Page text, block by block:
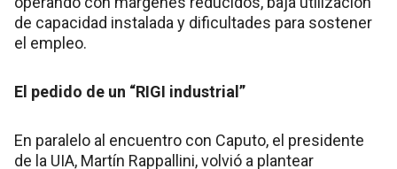
de capacidad instalada y dificultades para sostener
el empleo.
El pedido de un “RIGI industrial”
En paralelo al encuentro con Caputo, el presidente
de la UIA, Martín Rappallini, volvió a plantear